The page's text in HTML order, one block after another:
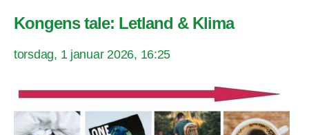
Kongens tale: Letland & Klima
torsdag, 1 januar 2026, 16:25